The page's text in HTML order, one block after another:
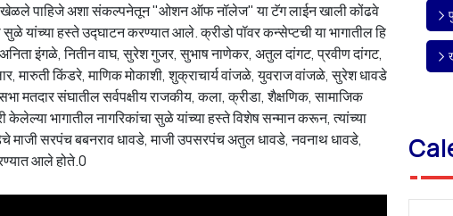
खेळले पाहिजे अशा संकल्पनेतून "ओशन ऑफ नॉलेज" या टॅग लाईन खाली कोंढवे
हस्ते उद्घाटन करण्यात आले. क्रीडो पॉवर कन्सेप्टची या भागातील हि
इंगळे, नितीन वाघ, सुरेश गुजर, सुभाष नाणेकर, अतुल दांगट, प्रवीण दांगट,
मारुती किंडरे, माणिक मोकाशी, शुक्राचार्य वांजळे, युवराज वांजळे, सुरेश धावडे
मतदार संघातील सर्वपक्षीय राजकीय, कला, क्रीडा, शैक्षणिक, सामाजिक
भागातील नागरिकांचा सुळे यांच्या हस्ते विशेष सन्मान करून, त्यांच्या
माजी सरपंच बबनराव धावडे, माजी उपसरपंच अतुल धावडे, नवनाथ धावडे,
आले होते.0